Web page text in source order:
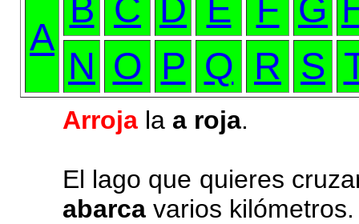
A
B C D E F G
N O P Q R S
Arroja la a roja.
El lago que quieres
abarca varios kilómetros.